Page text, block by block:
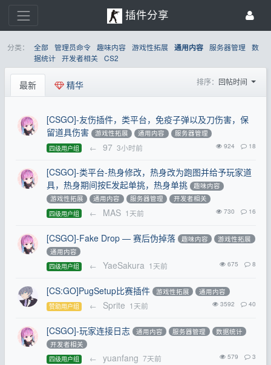
插件分享
分类： 全部 管理员命令 趣味内容 游戏性拓展 通用内容 服务器管理
数
据统计 开发者相关 CS2
最新 精华 排序： 回帖时间
[CSGO]-友伤插件，类平台，免疫子弹以及刀伤害，保
留道具伤害
游戏性拓展 通用内容 服务器管理
四级用户组 ← 97 3小时前 924 18
[CSGO]-类平台-热身修改，热身改为跑图并给予玩家道
具，热身期间按E发起单挑，热身单挑
趣味内容
游戏性拓展
通用内容 服务器管理 开发者相关
四级用户组 ← MAS 1天前 730 16
[CSGO]-Fake Drop — 赛后伪掉落 趣味内容
游戏性拓展
通用内容
四级用户组 ← YaeSakura 1天前 675 8
[CS:GO]PugSetup比赛插件 游戏性拓展 通用内容
赞助用户组 ← Sprite 1天前 3592 40
[CSGO]-玩家连接日志 通用内容 服务器管理
数据统计
开发者相关
四级用户组 ← yuanfang 7天前 579 3